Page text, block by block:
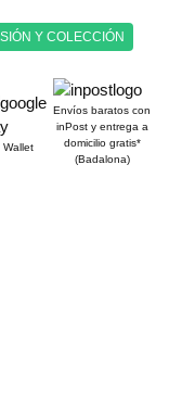
Y COLECCIÓN
Wallet
Envíos baratos con
inPost y entrega a
domicilio gratis*
(Badalona)